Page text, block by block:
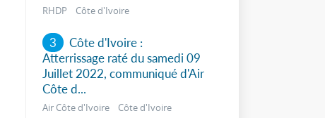
RHDP Côte d'Ivoire
3
Côte d'Ivoire :
Atterrissage raté du samedi 09
Juillet 2022, communiqué d'Air
Côte d...
Air Côte d'Ivoire Côte d'Ivoire